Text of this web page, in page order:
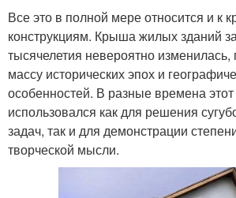
Все это в полной мере относится и к
конструкциям. Крыша жилых зданий
тысячелетия невероятно изменилась,
массу исторических эпох и
особенностей. В разные времена
использовался как для решения
задач, так и для демонстрации
творческой мысли.